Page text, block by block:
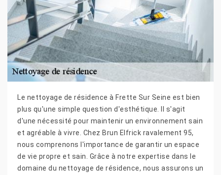
Le nettoyage de résidence à Frette Sur Seine est bien
plus qu'une simple question d'esthétique. Il s'agit
d'une nécessité pour maintenir un environnement sain
et agréable à vivre. Chez Brun Elfrick ravalement 95,
nous comprenons l'importance de garantir un espace
de vie propre et sain. Grâce à notre expertise dans le
domaine du nettoyage de résidence, nous assurons un